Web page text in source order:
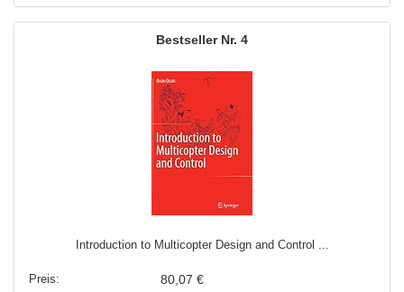
4
Introduction to Multicopter Design and Control ...
80,07 €